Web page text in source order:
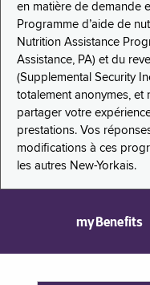
en matière de demande
Programme d’aide de
Nutrition Assistance
Assistance, PA) et du
(Supplemental Security
totalement anonymes,
partager votre
prestations. Vos
modifications à ces
les autres New-Yorkais.
myBenefits